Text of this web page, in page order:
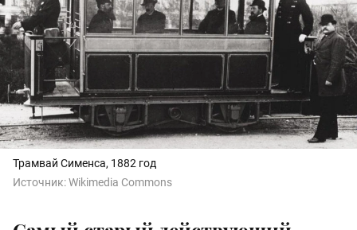
Трамвай Сименса, 1882 год
Источник:Wikimedia Commons